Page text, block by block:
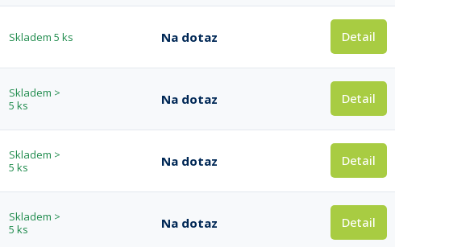
Skladem 5 ks Na dotaz Detail
Skladem >
5 ks
Na dotaz Detail
Skladem >
5 ks
Na dotaz Detail
Skladem >
5 ks
Na dotaz Detail